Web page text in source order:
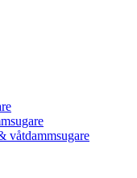
våtdammsugare